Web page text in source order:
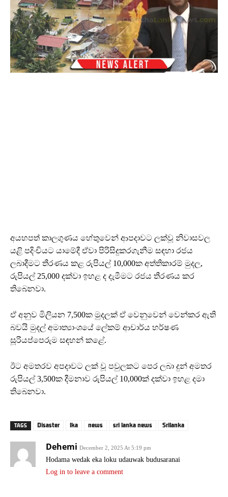
අයහපත් කාලගුණය හේතුවෙන් ආපදාවට ලක්වූ නිවාසවල
යළි පදිංචියට යාමේදී ඒවා පිරිසිදුකරගැනීම සඳහා රජය
ලබාදීමට තීරණය කළ රුපියල් 10,000ක අත්තිකාරම් මුදල,
රුපියල් 25,000 දක්වා ඉහළ ද දැමීමට රජය තීරණය කර
තිබෙනවා.
ඒ අනුව මිලියන 7,500ක මුදලක් ඒ වෙනුවෙන් වෙන්කර ඇති
බවයි මුදල් අමාත්‍යාංශයේ ලේකම් ආචාර්ය හර්ෂණ
සූරියප්පෙරුම සඳහන් කළේ.
ඊට අමතරව අපදාවට ලක් වූ පවුලකට පෙර ලබා දුන් අමතර
රුපියල් 3,500ක දීමනාව රුපියල් 10,000ක් දක්වා ඉහළ දමා
තිබෙනවා.
TAGS Disaster lka news sri lanka news Srilanka
Dehemi December 2, 2025 At 5:19 pm
Hodama wedak eka loku udauwak budusaranai
Log in to leave a comment